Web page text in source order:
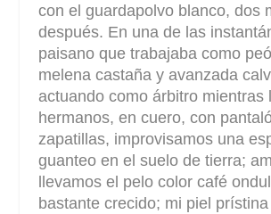
con el guardapolvo blanco, dos
después. En una de las
paisano que trabajaba como
melena castaña y avanzada
actuando como árbitro mientras
hermanos, en cuero, con
zapatillas, improvisamos una
guanteo en el suelo de tierra;
llevamos el pelo color café
bastante crecido; mi piel